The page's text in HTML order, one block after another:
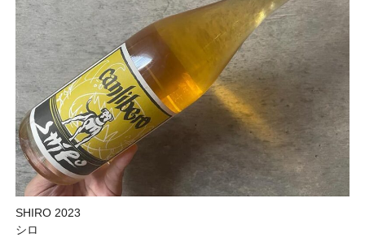
SHIRO 2023
シロ